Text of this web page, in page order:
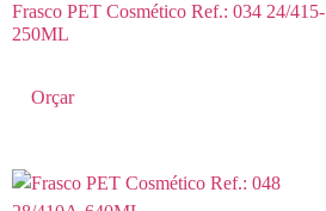
Frasco PET Cosmético Ref.: 034 24/415-
250ML
Orçar